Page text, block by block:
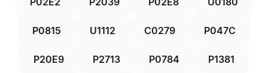
P0815 U1112 C0279 P047C
P20E9 P2713 P0784 P1381